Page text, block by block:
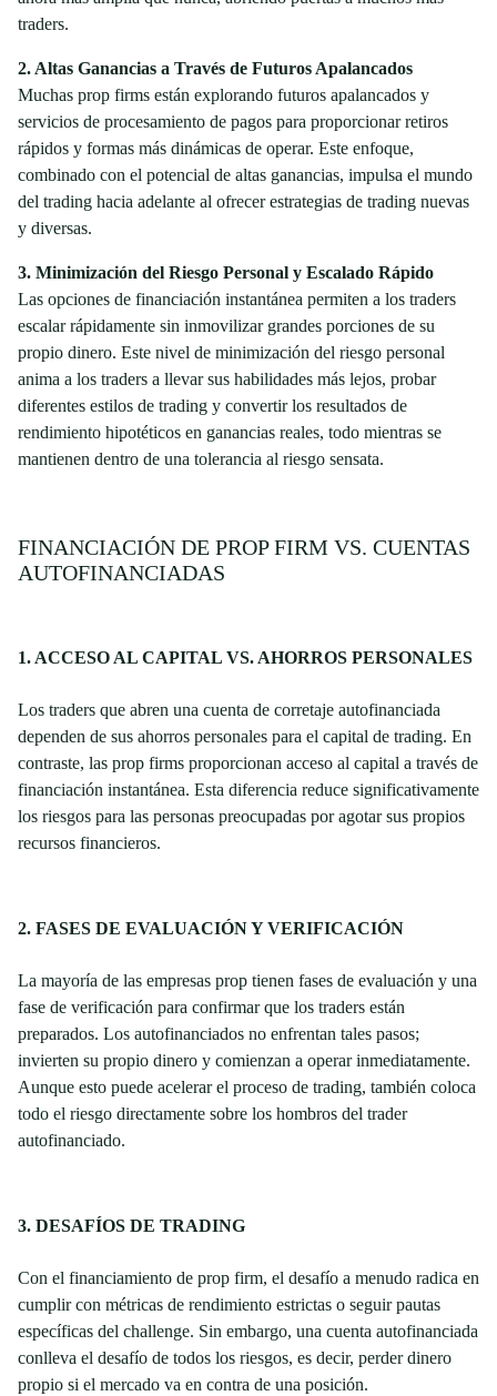
traders.
2. Altas Ganancias a Través de Futuros Apalancados
Muchas prop firms están explorando futuros apalancados y
servicios de procesamiento de pagos para proporcionar retiros
rápidos y formas más dinámicas de operar. Este enfoque,
combinado con el potencial de altas ganancias, impulsa el mundo
del trading hacia adelante al ofrecer estrategias de trading nuevas
y diversas.
3. Minimización del Riesgo Personal y Escalado Rápido
Las opciones de financiación instantánea permiten a los traders
escalar rápidamente sin inmovilizar grandes porciones de su
propio dinero. Este nivel de minimización del riesgo personal
anima a los traders a llevar sus habilidades más lejos, probar
diferentes estilos de trading y convertir los resultados de
rendimiento hipotéticos en ganancias reales, todo mientras se
mantienen dentro de una tolerancia al riesgo sensata.
FINANCIACIÓN DE PROP FIRM VS. CUENTAS
AUTOFINANCIADAS
1. ACCESO AL CAPITAL VS. AHORROS PERSONALES
Los traders que abren una cuenta de corretaje autofinanciada
dependen de sus ahorros personales para el capital de trading. En
contraste, las prop firms proporcionan acceso al capital a través de
financiación instantánea. Esta diferencia reduce significativamente
los riesgos para las personas preocupadas por agotar sus propios
recursos financieros.
2. FASES DE EVALUACIÓN Y VERIFICACIÓN
La mayoría de las empresas prop tienen fases de evaluación y una
fase de verificación para confirmar que los traders están
preparados. Los autofinanciados no enfrentan tales pasos;
invierten su propio dinero y comienzan a operar inmediatamente.
Aunque esto puede acelerar el proceso de trading, también coloca
todo el riesgo directamente sobre los hombros del trader
autofinanciado.
3. DESAFÍOS DE TRADING
Con el financiamiento de prop firm, el desafío a menudo radica en
cumplir con métricas de rendimiento estrictas o seguir pautas
específicas del challenge. Sin embargo, una cuenta autofinanciada
conlleva el desafío de todos los riesgos, es decir, perder dinero
propio si el mercado va en contra de una posición.